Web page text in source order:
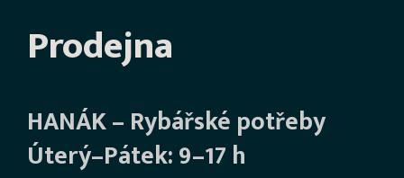
Prodejna
HANÁK – Rybářské potřeby
Úterý–Pátek: 9–17 h